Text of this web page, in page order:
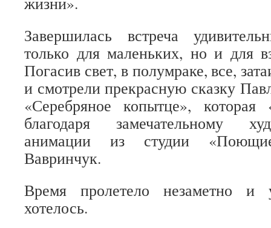
Завершилась встреча
только для маленьких, но и для
Погасив свет, в полумраке, все,
и смотрели прекрасную сказку
«Серебряное копытце»,
благодаря замечательному
анимации из студии
Вавринчук.
Время пролетело незаметно и
хотелось.